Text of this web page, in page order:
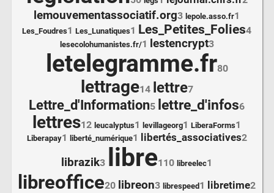
lemouvementassociatif.org3 lepole.asso.fr1
Les_Foudres1 Les_Lunatiques1 Les_Petites_Folies4
lesecolohumanistes.fr/1 lestencrypt3
letelegramme.fr80
lettrage14 lettre7
Lettre_d'Information5 lettre_d'infos6
lettres12 leucalyptus1 levillageorg1 LiberaForms1
Liberapay1 liberté_numérique1 libertés_associatives2
librazik3 libre110 libreelec1
libreoffice20 libreon3 librespeed 1 libretime2